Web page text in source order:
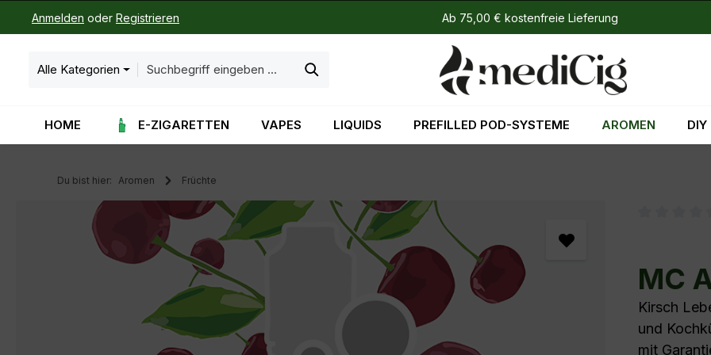
Hauptinhalt springen
Zur Suche springen
Zur Hauptnavigation springen
Anmelden oder Registrieren Ab 75,00 € kostenfreie Lieferung
Alle Kategorien
HOME E-ZIGARETTEN VAPES LIQUIDS PREFILLED POD-SYSTEME AROMEN DIY
Du bist hier: Aromen Früchte
Bildergalerie überspringen
MC
Kirsch
und
mit